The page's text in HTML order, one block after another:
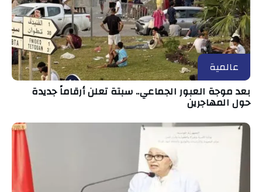
عالمية
بعد موجة العبور الجماعي.. سبتة تعلن أرقاماً جديدة
حول المهاجرين